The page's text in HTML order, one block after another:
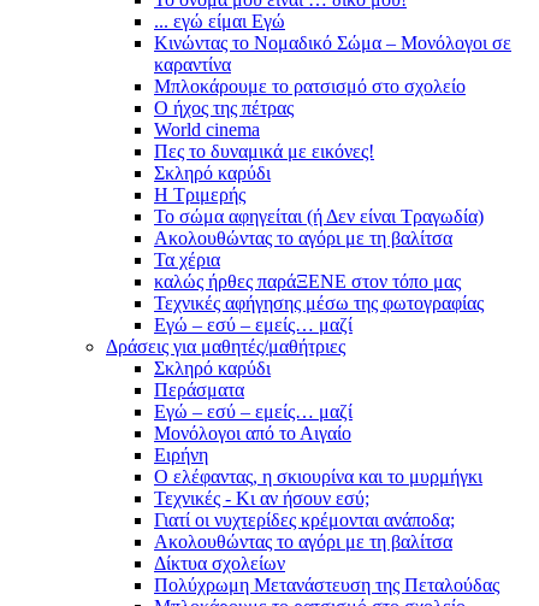
... εγώ είμαι Εγώ
Κινώντας το Νομαδικό Σώμα – Μονόλογοι σε
καραντίνα
Μπλοκάρουμε το ρατσισμό στο σχολείο
Ο ήχος της πέτρας
World cinema
Πες το δυναμικά με εικόνες!
Σκληρό καρύδι
Η Τριμερής
Το σώμα αφηγείται (ή Δεν είναι Τραγωδία)
Ακολουθώντας το αγόρι με τη βαλίτσα
Τα χέρια
καλώς ήρθες παράΞΕΝΕ στον τόπο μας
Τεχνικές αφήγησης μέσω της φωτογραφίας
Εγώ – εσύ – εμείς… μαζί
Δράσεις για μαθητές/μαθήτριες
Σκληρό καρύδι
Περάσματα
Εγώ – εσύ – εμείς… μαζί
Μονόλογοι από το Αιγαίο
Ειρήνη
Ο ελέφαντας, η σκιουρίνα και το μυρμήγκι
Τεχνικές - Κι αν ήσουν εσύ;
Γιατί οι νυχτερίδες κρέμονται ανάποδα;
Ακολουθώντας το αγόρι με τη βαλίτσα
Δίκτυα σχολείων
Πολύχρωμη Μετανάστευση της Πεταλούδας